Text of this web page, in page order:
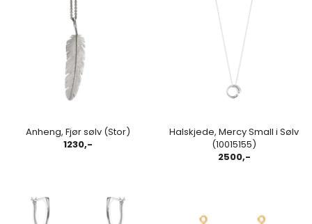
Anheng, Fjør sølv (Stor)
1230,-
Halskjede, Mercy Small i Sølv
(10015155)
2500,-